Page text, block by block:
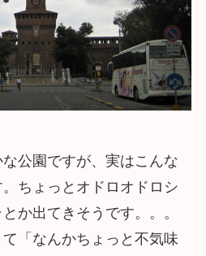
公園ですが、実はこんな
ちょっとオドロオドロシ
か出てきそうです。。。
「なんかちょっと不気味